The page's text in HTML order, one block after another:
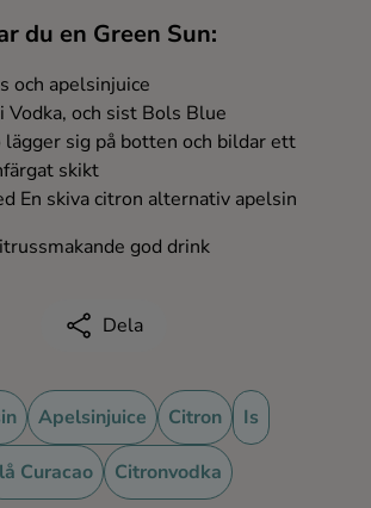
du en Green Sun:
och apelsinjuice
Vodka, och sist Bols Blue
lägger sig på botten och bildar ett
skikt
En skiva citron alternativ apelsin
god drink
Dela
Apelsinjuice Citron Is
Curacao Citronvodka